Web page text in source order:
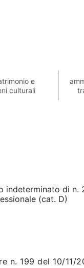
e
culturali
indeterminato di n.
(cat. D)
n. 199 del 10/11/